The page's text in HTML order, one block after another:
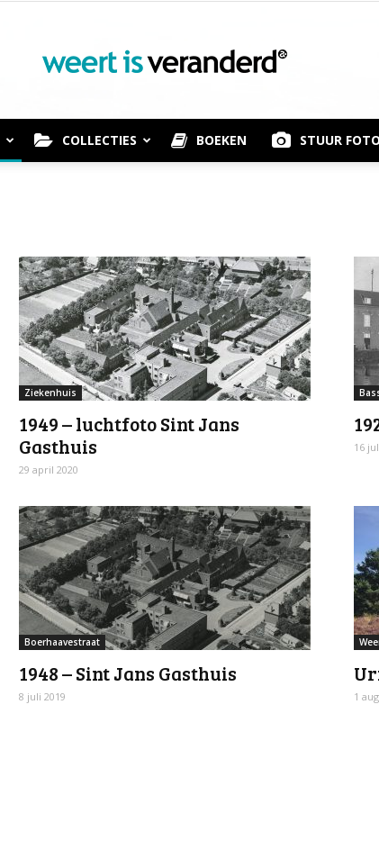
Weert
is
Veranderd
COLLECTIES BOEKEN STUUR
Ziekenhuis
1949 – luchtfoto Sint Jans
Gasthuis
29 april 2020
16
Boerhaavestraat
1948 – Sint Jans Gasthuis
8 juli 2019 1